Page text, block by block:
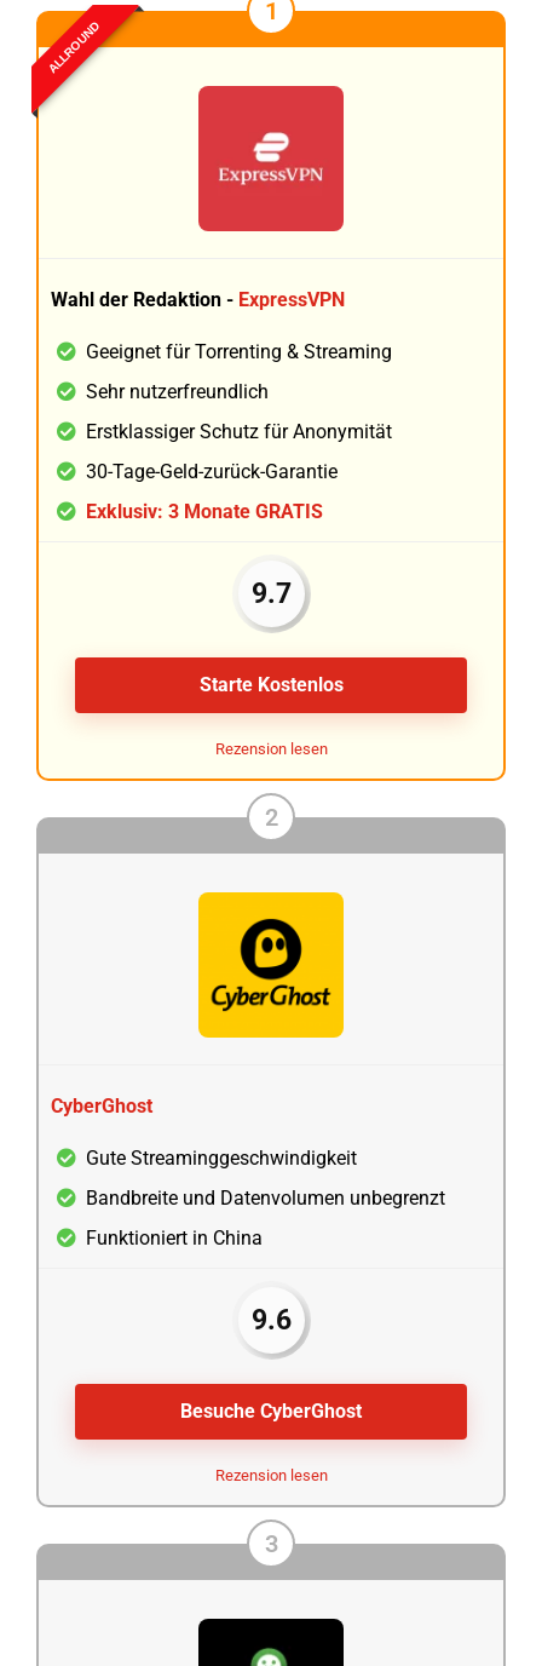
ALLROUND
1
Wahl der Redaktion - ExpressVPN
Geeignet für Torrenting & Streaming
Sehr nutzerfreundlich
Erstklassiger Schutz für Anonymität
30-Tage-Geld-zurück-Garantie
Exklusiv: 3 Monate GRATIS
9.7
Starte Kostenlos
Rezension lesen
2
CyberGhost
Gute Streaminggeschwindigkeit
Bandbreite und Datenvolumen unbegrenzt
Funktioniert in China
9.6
Besuche CyberGhost
Rezension lesen
3